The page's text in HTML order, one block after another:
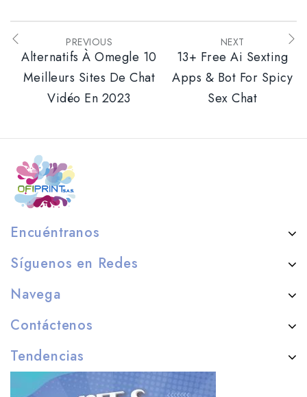
PREVIOUS
Alternatifs À Omegle 10
Meilleurs Sites De Chat
Vidéo En 2023
NEXT
13+ Free Ai Sexting
Apps & Bot For Spicy
Sex Chat
Encuéntranos
Síguenos en Redes
Navega
Contáctenos
Tendencias